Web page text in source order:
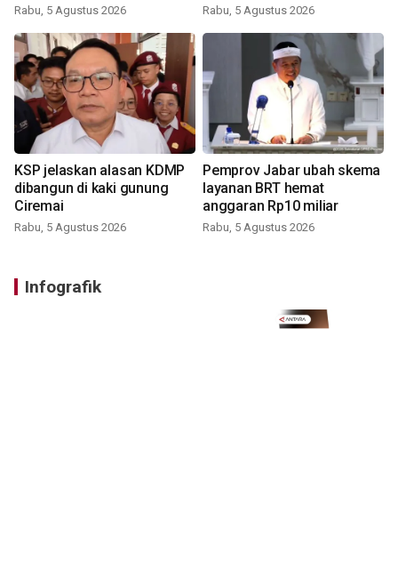
Rabu, 5 Agustus 2026 Rabu, 5 Agustus 2026
KSP jelaskan alasan KDMP
dibangun di kaki gunung
Ciremai
Rabu, 5 Agustus 2026
Pemprov Jabar ubah skema
layanan BRT hemat
anggaran Rp10 miliar
Rabu, 5 Agustus 2026
Infografik